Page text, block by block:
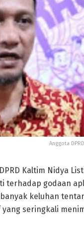
Anggota
Kaltim Nidya
terhadap godaan
keluhan
seringkali